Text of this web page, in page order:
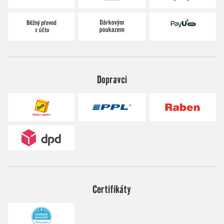
Dopravci
Certifikáty